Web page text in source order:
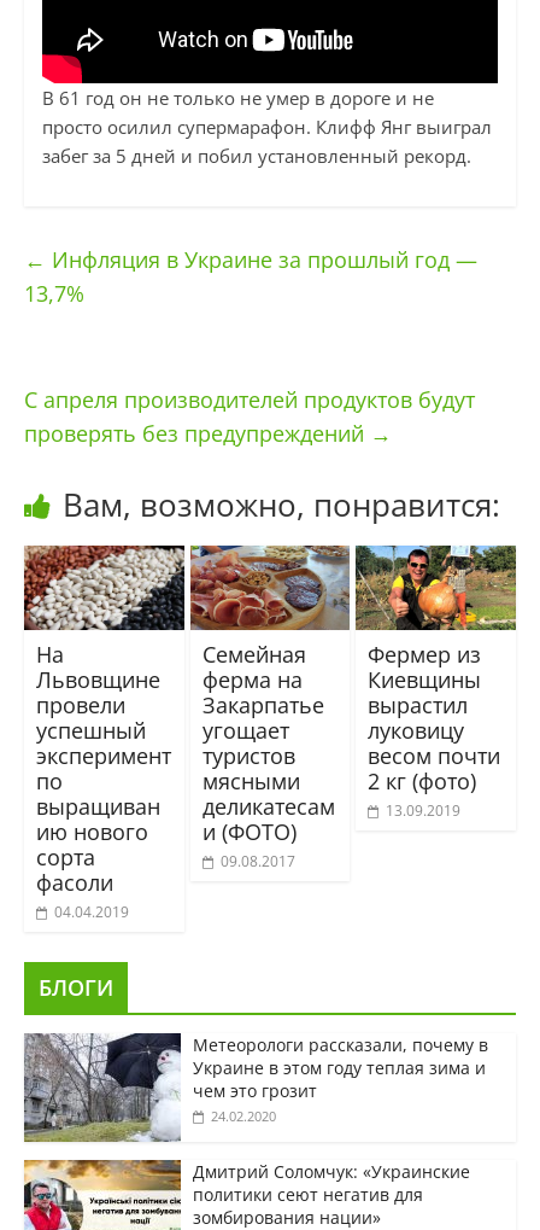
В 61 год он не только не умер в дороге и не
просто осилил супермарафон. Клифф Янг выиграл
забег за 5 дней и побил установленный рекорд.
← Инфляция в Украине за прошлый год —
13,7%
С апреля производителей продуктов будут
проверять без предупреждений →
Вам, возможно, понравится:
На
Львовщине
провели
успешный
эксперимент
по
выращиван
ию нового
сорта
фасоли
04.04.2019
Семейная
ферма на
Закарпатье
угощает
туристов
мясными
деликатесам
и (ФОТО)
09.08.2017
Фермер из
Киевщины
вырастил
луковицу
весом почти
2 кг (фото)
13.09.2019
БЛОГИ
Метеорологи рассказали, почему в
Украине в этом году теплая зима и
чем это грозит
24.02.2020
Дмитрий Соломчук: «Украинские
политики сеют негатив для
зомбирования нации»